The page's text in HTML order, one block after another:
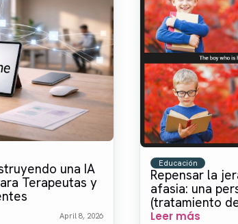
una IA
Terapeutas y
April 8, 2026
Educación
Repensar la
afasia: una
(tratamiento
Leer más